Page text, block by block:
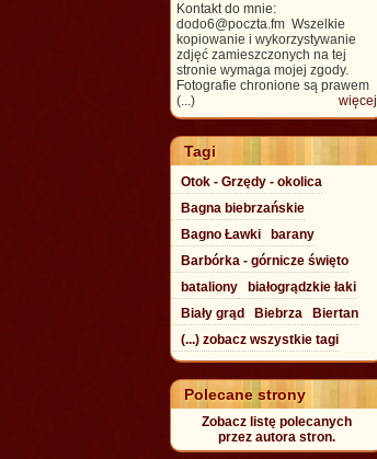
Kontakt do mnie:
dodo6@poczta.fm Wszelkie
kopiowanie i wykorzystywanie
zdjęć zamieszczonych na tej
stronie wymaga mojej zgody.
Fotografie chronione są prawem
(...)
więcej
Tagi
Otok - Grzędy - okolica
Bagna biebrzańskie
Bagno Ławki
barany
Barbórka - górnicze święto
bataliony
białogrądzkie łaki
Biały grąd
Biebrza
Biertan
(...) zobacz wszystkie tagi
Polecane strony
Zobacz listę polecanych
przez autora stron.